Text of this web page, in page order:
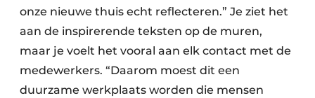
onze nieuwe thuis echt reflecteren.” Je ziet het
aan de inspirerende teksten op de muren,
maar je voelt het vooral aan elk contact met de
medewerkers. “Daarom moest dit een
duurzame werkplaats worden die mensen